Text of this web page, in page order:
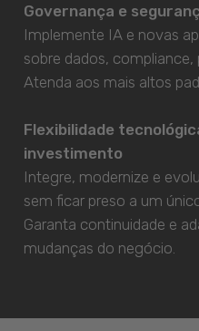
Governança e
Implemente IA e novas
sobre dados, compliance,
Atenda aos mais altos
Flexibilidade
investimento
Integre, modernize e
sem ficar preso a um
Garanta continuidade e
mudanças do negócio.